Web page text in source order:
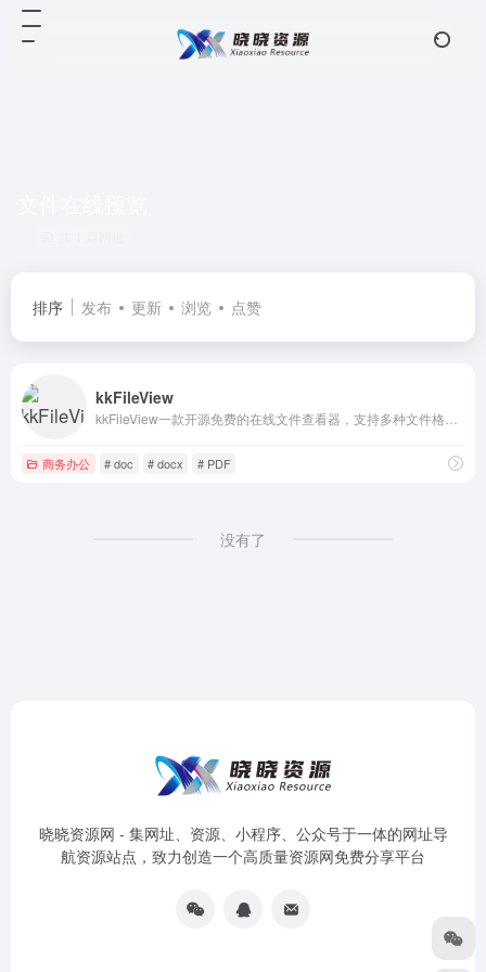
排序 发布 更新 浏览 点赞
kkFileView
商务办公 # doc # docx # PDF
没有了
晓晓资源网 - 集网址、资源、小程序、公众号于一体的网址导
航资源站点，致力创造一个高质量资源网免费分享平台